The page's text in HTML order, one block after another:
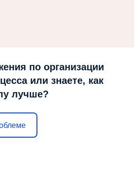
по организации
или знаете, как
лучше?